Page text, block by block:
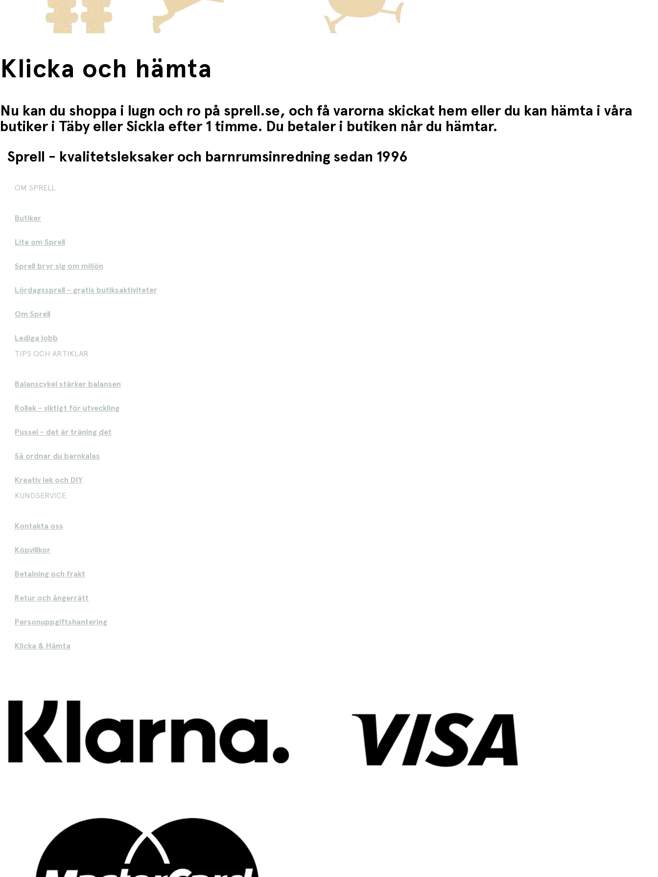
Klicka och hämta
Nu kan du shoppa i lugn och ro på sprell.se, och få varorna skickat hem eller du kan hämta i våra
butiker i Täby eller Sickla efter 1 timme. Du betaler i butiken når du hämtar.
Sprell - kvalitetsleksaker och barnrumsinredning sedan 1996
OM SPRELL
Butiker
Lite om Sprell
Sprell bryr sig om miljön
Lördagssprell - gratis butiksaktiviteter
Om Sprell
Lediga jobb
TIPS OCH ARTIKLAR
Balanscykel stärker balansen
Rollek - viktigt för utveckling
Pussel - det är träning det
Så ordnar du barnkalas
Kreativ lek och DIY
KUNDSERVICE
Kontakta oss
Köpvillkor
Betalning och frakt
Retur och ångerrätt
Personuppgiftshantering
Klicka & Hämta